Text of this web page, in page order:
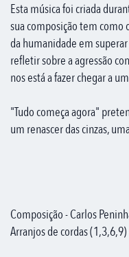
Esta música foi criada
sua composição tem
da humanidade em
refletir sobre a agressão
nos está a fazer chegar a
"Tudo começa agora"
um renascer das cinzas,
Composição - Carlos
Arranjos de cordas